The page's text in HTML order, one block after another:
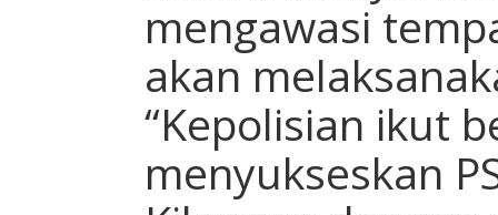
mengawasi
akan
“Kepolisian ikut
menyukseskan